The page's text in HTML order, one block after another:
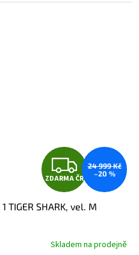
Z
D
A
R
ZDARMA ČR
24 999 Kč
–20 %
TIGER SHARK, vel. M
Skladem na prodejně